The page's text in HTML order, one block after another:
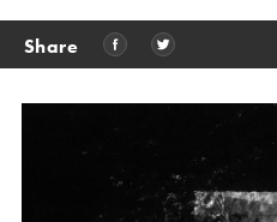
Share